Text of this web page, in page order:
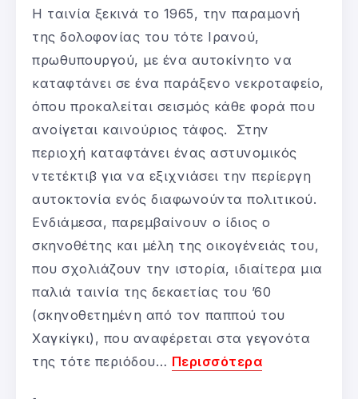
Η ταινία ξεκινά το 1965, την παραμονή
της δολοφονίας του τότε Ιρανού,
πρωθυπουργού, με ένα αυτοκίνητο να
καταφτάνει σε ένα παράξενο νεκροταφείο,
όπου προκαλείται σεισμός κάθε φορά που
ανοίγεται καινούριος τάφος. Στην
περιοχή καταφτάνει ένας αστυνομικός
ντετέκτιβ για να εξιχνιάσει την περίεργη
αυτοκτονία ενός διαφωνούντα πολιτικού.
Ενδιάμεσα, παρεμβαίνουν ο ίδιος ο
σκηνοθέτης και μέλη της οικογένειάς του,
που σχολιάζουν την ιστορία, ιδιαίτερα μια
παλιά ταινία της δεκαετίας του ’60
(σκηνοθετημένη από τον παππού του
Χαγκίγκι), που αναφέρεται στα γεγονότα
της τότε περιόδου… Περισσότερα